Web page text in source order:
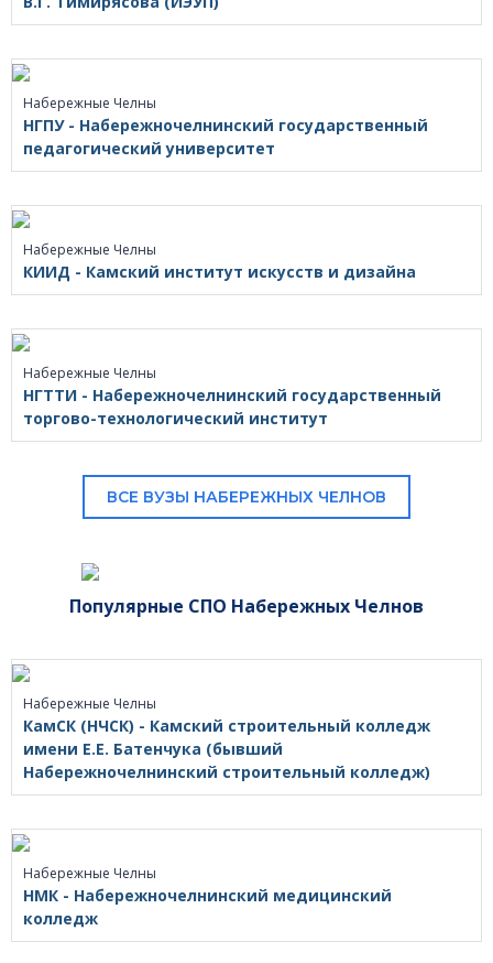
Набережные Челны
НГПУ - Набережночелнинский государственный
педагогический университет
Набережные Челны
КИИД - Камский институт искусств и дизайна
Набережные Челны
НГТТИ - Набережночелнинский государственный
торгово-технологический институт
ВСЕ ВУЗЫ НАБЕРЕЖНЫХ ЧЕЛНОВ
Популярные СПО Набережных Челнов
Набережные Челны
КамСК (НЧСК) - Камский строительный колледж
имени Е.Е. Батенчука (бывший
Набережночелнинский строительный колледж)
Набережные Челны
НМК - Набережночелнинский медицинский
колледж